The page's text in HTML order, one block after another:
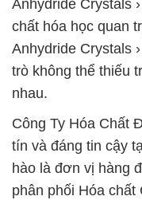
Anhydride Crystals
chất hóa học quan
Anhydride Crystals
trò không thể thiếu
nhau.
Công Ty Hóa Chất
tín và đáng tin cậy
hào là đơn vị hàng
phân phối Hóa chất